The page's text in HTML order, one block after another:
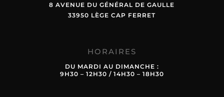
8 AVENUE DU GÉNÉRAL DE GAULLE
33950 LÈGE CAP FERRET
HORAIRES
DU MARDI AU DIMANCHE :
9H30 – 12H30 / 14H30 – 18H30